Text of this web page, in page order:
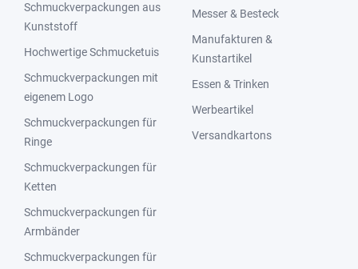
Schmuckverpackungen aus
Kunststoff
Hochwertige Schmucketuis
Schmuckverpackungen mit
eigenem Logo
Schmuckverpackungen für
Ringe
Schmuckverpackungen für
Ketten
Schmuckverpackungen für
Armbänder
Schmuckverpackungen für
Messer & Besteck
Manufakturen &
Kunstartikel
Essen & Trinken
Werbeartikel
Versandkartons